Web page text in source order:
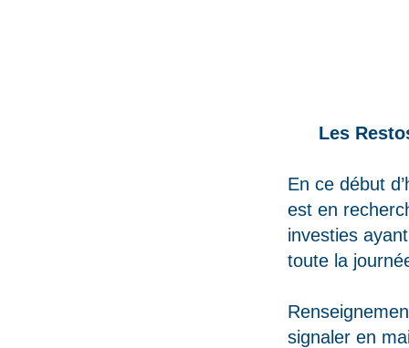
Les
En ce début
est en
investies
toute la
signaler en